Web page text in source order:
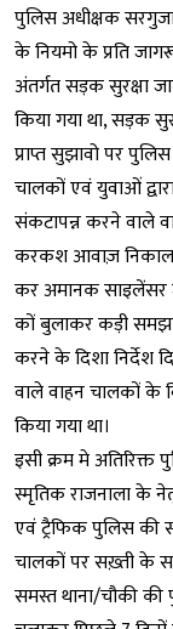
पुलिस अधीक्षक
के नियमो के प्रति
अंतर्गत सड़क सुरक्षा
किया गया था, सड़क
प्राप्त सुझावो पर
चालकों एवं युवाओं
संकटापन्न करने वाले
करकश आवाज़
कर अमानक साइलेंसर
कों बुलाकर कड़ी
करने के दिशा निर्देश
वाले वाहन चालकों के
किया गया था।
इसी क्रम मे
स्मृतिक राजनाला के
एवं ट्रैफिक पुलिस की
चालकों पर सख़्ती के
समस्त थाना/चौकी की